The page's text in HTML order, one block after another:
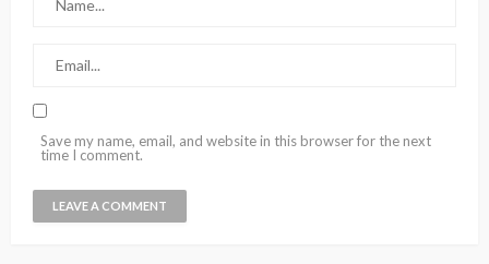
Save my name, email, and website in this browser for the next
time I comment.